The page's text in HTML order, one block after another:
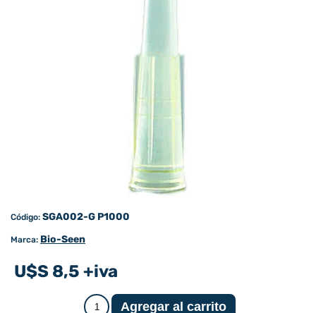
Código: SGA002-G P1000
Marca: Bio-Seen
U$S 8,5 +iva